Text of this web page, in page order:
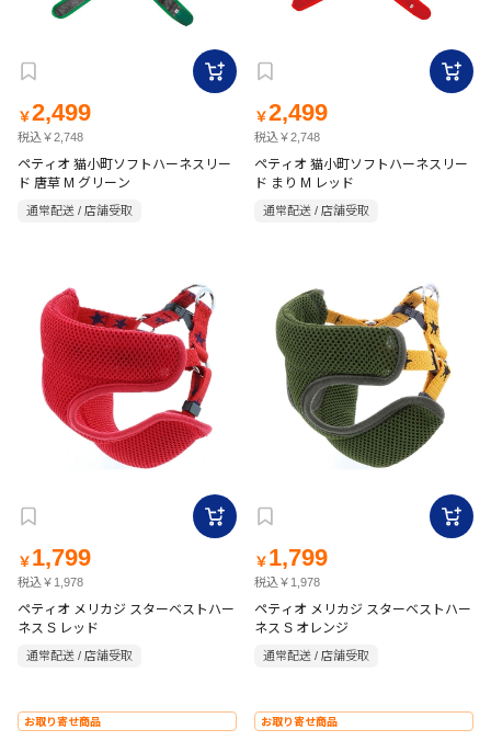
￥2,499
税込￥2,748
ペティオ 猫小町ソフトハーネスリー
ド 唐草 M グリーン
通常配送 / 店舗受取
￥2,499
税込￥2,748
ペティオ 猫小町ソフトハーネスリー
ド まり M レッド
通常配送 / 店舗受取
￥ 1,799
税込￥1,978
ペティオ メリカジ スターベストハー
ネス S レッド
通常配送 / 店舗受取
￥ 1,799
税込￥1,978
ペティオ メリカジ スターベストハー
ネス S オレンジ
通常配送 / 店舗受取
お取り寄せ商品 お取り寄せ商品